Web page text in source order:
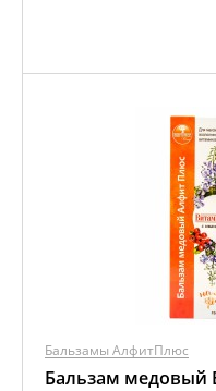
Бальзамы АлфитПлюс
Бальзам медовый